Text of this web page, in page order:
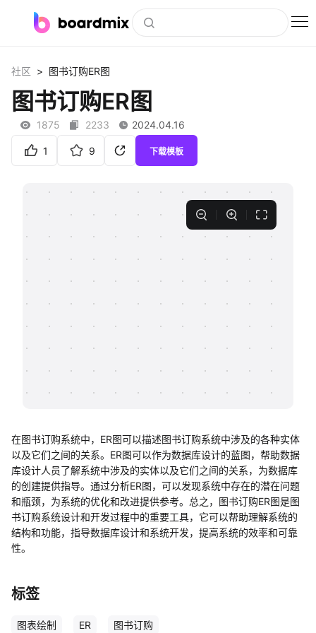
社区资源
下载
会员
私有化部署
支持
知识分享社区
社区 > 图书订购ER图
图书订购ER图
1875 2233 2024.04.16
1 9 下载模板
在图书订购系统中，ER图可以描述图书订购系统中涉及的各种实体
以及它们之间的关系。ER图可以作为数据库设计的蓝图，帮助数据
库设计人员了解系统中涉及的实体以及它们之间的关系，为数据库
的创建提供指导。通过分析ER图，可以发现系统中存在的潜在问题
和瓶颈，为系统的优化和改进提供参考。总之，图书订购ER图是图
书订购系统设计和开发过程中的重要工具，它可以帮助理解系统的
结构和功能，指导数据库设计和系统开发，提高系统的效率和可靠
性。
标签
图表绘制 ER 图书订购